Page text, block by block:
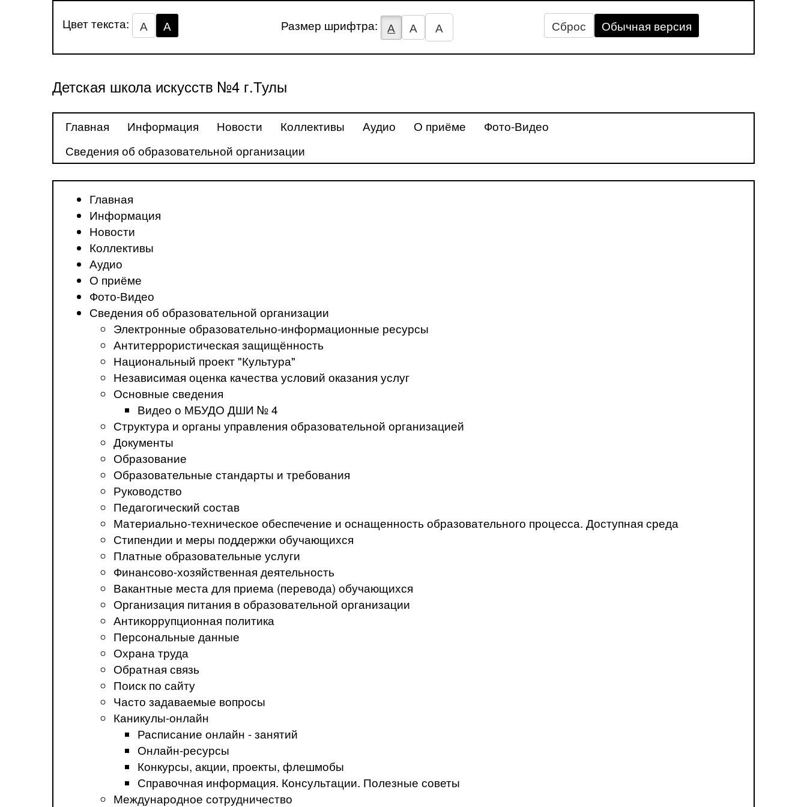
Цвет текста: А А Размер шрифтра: А А А Сброс Обычная версия
Детская школа искусств №4 г.Тулы
Главная Информация Новости Коллективы Аудио О приёме
Фото-Видео
Сведения об образовательной организации
Главная
Информация
Новости
Коллективы
Аудио
О приёме
Фото-Видео
Сведения об образовательной организации
Электронные образовательно-информационные ресурсы
Антитеррористическая защищённость
Национальный проект "Культура"
Независимая оценка качества условий оказания услуг
Основные сведения
Видео о МБУДО ДШИ № 4
Структура и органы управления образовательной организацией
Документы
Образование
Образовательные стандарты и требования
Руководство
Педагогический состав
Материально-техническое обеспечение и оснащенность образовательного процесса. Доступная среда
Стипендии и меры поддержки обучающихся
Платные образовательные услуги
Финансово-хозяйственная деятельность
Вакантные места для приема (перевода) обучающихся
Организация питания в образовательной организации
Антикоррупционная политика
Персональные данные
Охрана труда
Обратная связь
Поиск по сайту
Часто задаваемые вопросы
Каникулы-онлайн
Расписание онлайн - занятий
Онлайн-ресурсы
Конкурсы, акции, проекты, флешмобы
Справочная информация. Консультации. Полезные советы
Международное сотрудничество